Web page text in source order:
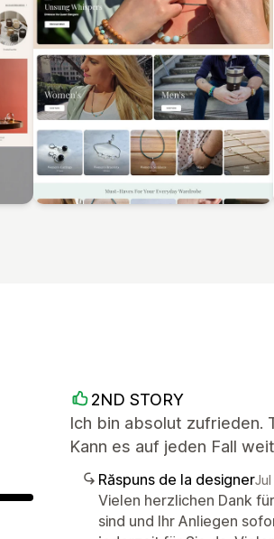
2ND STORY
Ich bin absolut zufrieden.
Kann es auf jeden Fall
Răspuns de la designerJul
Vielen herzlichen Dank
sind und Ihr Anliegen